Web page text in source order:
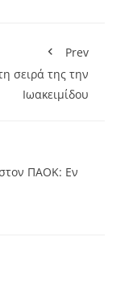
Prev
σειρά της την
Ιωακειμίδου
ΠΑΟΚ: Εν